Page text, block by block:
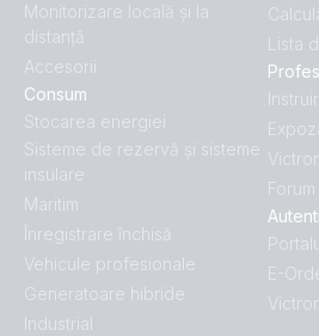
Monitorizare locală și la
distanță
Accesorii
Consum
Stocarea energiei
Sisteme de rezervă și sisteme
insulare
Maritim
Înregistrare închisă
Vehicule profesionale
Generatoare hibride
Industrial
Lista
E-